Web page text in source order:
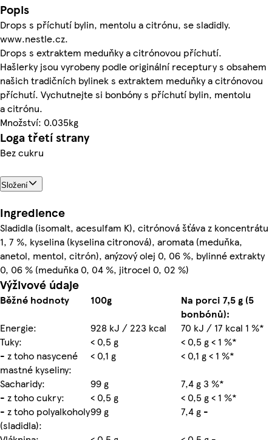
Popis
Drops s příchutí bylin, mentolu a citrónu, se sladidly.
www.nestle.cz.
Drops s extraktem meduňky a citrónovou příchutí.
Hašlerky jsou vyrobeny podle originální receptury s obsahem
našich tradičních bylinek s extraktem meduňky a citrónovou
příchutí. Vychutnejte si bonbóny s příchutí bylin, mentolu
a citrónu.
Množství: 0.035kg
Loga třetí strany
Bez cukru
Složení
Ingredience
Sladidla (isomalt, acesulfam K), citrónová šťáva z koncentrátu
1, 7 %, kyselina (kyselina citronová), aromata (meduňka,
anetol, mentol, citrón), anýzový olej 0, 06 %, bylinné extrakty
0, 06 % (meduňka 0, 04 %, jitrocel 0, 02 %)
Výživové údaje
Běžné hodnoty 100g
Na porci 7,5 g (5
bonbónů):
Energie:
928 kJ / 223 kcal
70 kJ / 17 kcal 1 %*
Tuky:
< 0,5 g
< 0,5 g < 1 %*
- z toho nasycené
mastné kyseliny:
< 0,1 g
< 0,1 g < 1 %*
Sacharidy:
99 g
7,4 g 3 %*
- z toho cukry:
< 0,5 g
< 0,5 g < 1 %*
- z toho polyalkoholy
(sladidla):
99 g
7,4 g -